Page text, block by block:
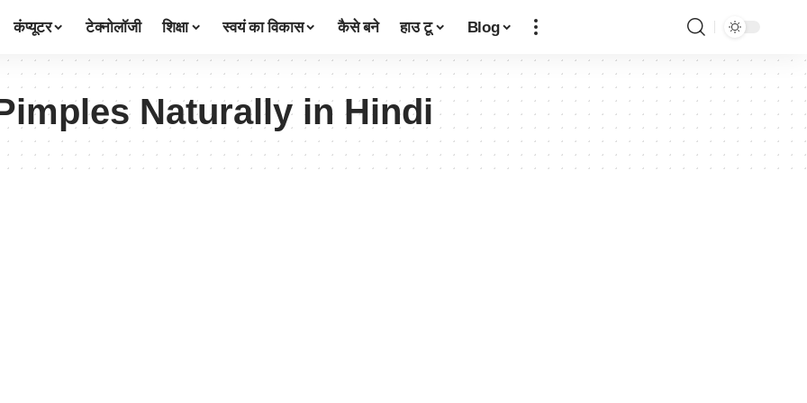
कंप्यूटर टेक्नोलॉजी शिक्षा स्वयं का विकास कैसे बने हाउ टू Blog
Naturally in Hindi